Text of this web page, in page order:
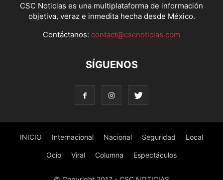
CSC Noticias es una multiplataforma de información
objetiva, veraz e inmedita hecha desde México.
Contáctanos: contact@cscnoticias.com
SÍGUENOS
INICIO Internacional Nacional Seguridad Local
Ocio Viral Columna Espectáculos